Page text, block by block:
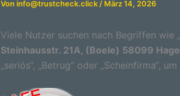
Von info@trustcheck.click / März 14, 2026
Viele Nutzer suchen nach Begriffen wie „
Steinhausstr. 21A, (Boele) 58099
„seriös“, „Betrug“ oder „Scheinfirma“,